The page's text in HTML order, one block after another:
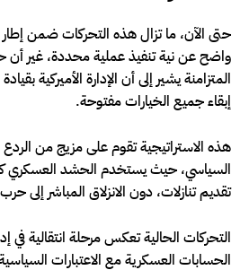
حتى الآن، ما تزال هذه التحركات ضمن
واضح عن نية تنفيذ عملية محددة، غير أن
المتزامنة يشير إلى أن الإدارة الأميركية
إبقاء جميع الخيارات مفتوحة.
هذه الاستراتيجية تقوم على مزيج من
السياسي، حيث يستخدم الحشد العسكري
تقديم تنازلات، دون الانزلاق المباشر إلى
التحركات الحالية تعكس مرحلة انتقالية في
الحسابات العسكرية مع الاعتبارات